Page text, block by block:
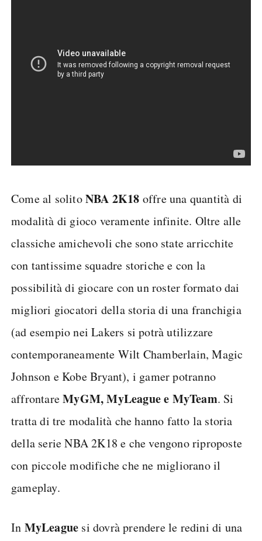
Come al solitoNBA 2K18 offre una quantità di
modalità di gioco veramente infinite. Oltre alle
classiche amichevoli che sono state arricchite
con tantissime squadre storiche e con la
possibilità di giocare con un roster formato dai
migliori giocatori della storia di una franchigia
(ad esempio nei Lakers si potrà utilizzare
contemporaneamente Wilt Chamberlain, Magic
Johnson e Kobe Bryant), i gamer potranno
affrontareMyGM, MyLeague e MyTeam. Si
tratta di tre modalità che hanno fatto la storia
della serie NBA 2K18 e che vengono riproposte
con piccole modifiche che ne migliorano il
gameplay.
In MyLeague si dovrà prendere le redini di una